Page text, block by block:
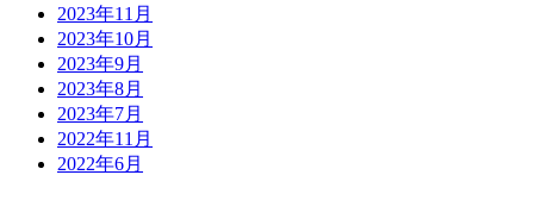
2023年11月
2023年10月
2023年9月
2023年8月
2023年7月
2022年11月
2022年6月